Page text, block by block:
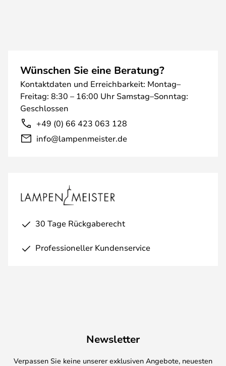
Wünschen Sie eine Beratung?
Kontaktdaten und Erreichbarkeit: Montag–
Freitag: 8:30 – 16:00 Uhr Samstag–Sonntag:
Geschlossen
+49 (0) 66 423 063 128
info@lampenmeister.de
30 Tage Rückgaberecht
Professioneller Kundenservice
Newsletter
Verpassen Sie keine unserer exklusiven Angebote, neuesten